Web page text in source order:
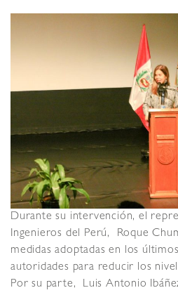
Durante su intervención, el
Ingenieros del Perú, Roque
medidas adoptadas en los
autoridades para reducir los
Por su parte, Luis Antonio